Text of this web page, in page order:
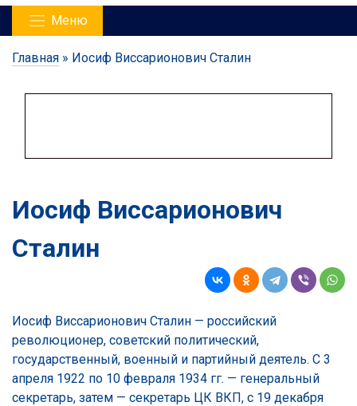
Меню
Главная » Иосиф Виссарионович Сталин
Иосиф Виссарионович
Сталин
Иосиф Виссарионович Сталин — российский
революционер, советский политический,
государственный, военный и партийный деятель. С 3
апреля 1922 по 10 февраля 1934 гг. — генеральный
секретарь, затем — секретарь ЦК ВКП, с 19 декабря